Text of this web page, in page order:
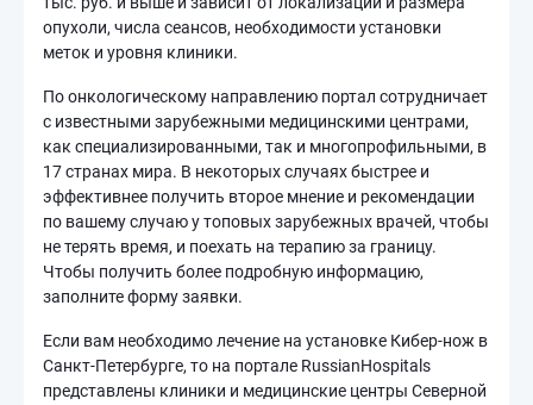
опухоли, числа сеансов, необходимости установки
меток и уровня клиники.
По онкологическому направлению портал сотрудничает
с известными зарубежными медицинскими центрами,
как специализированными, так и многопрофильными, в
17 странах мира. В некоторых случаях быстрее и
эффективнее получить второе мнение и рекомендации
по вашему случаю у топовых зарубежных врачей, чтобы
не терять время, и поехать на терапию за границу.
Чтобы получить более подробную информацию,
заполните форму заявки.
Если вам необходимо лечение на установке Кибер-нож в
Санкт-Петербурге, то на портале RussianHospitals
представлены клиники и медицинские центры Северной